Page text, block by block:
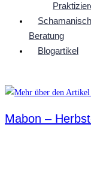
Beratung
Blogartikel
Mabon –